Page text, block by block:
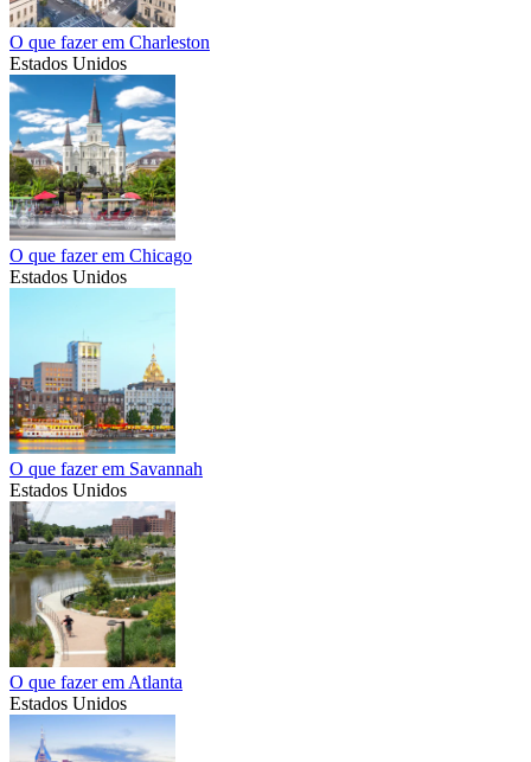
O que fazer em Charleston
Estados Unidos
O que fazer em Chicago
Estados Unidos
O que fazer em Savannah
Estados Unidos
O que fazer em Atlanta
Estados Unidos